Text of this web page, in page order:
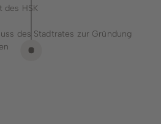
des HSK
des Stadtrates zur Gründung